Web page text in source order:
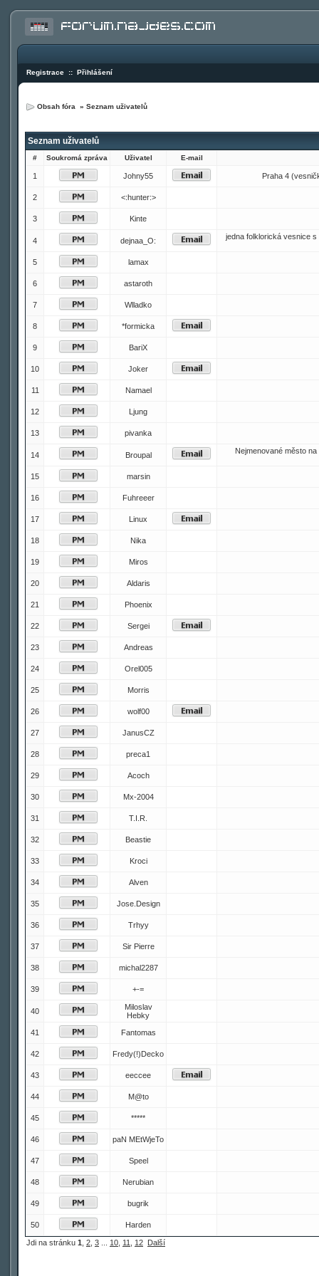
Registrace :: Přihlášení
Obsah fóra » Seznam uživatelů
Seznam uživatelů
# Soukromá zpráva Uživatel E-mail
1 Johny55 Praha 4
2 <:hunter:>
3 Kinte
4 dejnaa_O: jedna folklorická vesnice
5 lamax
6 astaroth
7 Wlladko
8 *formicka
9 BariX
10 Joker
11 Namael
12 Ljung
13 pivanka
14 Broupal Nejmenované město
15 marsin
16 Fuhreeer
17 Linux
18 Nika
19 Miros
20 Aldaris
21 Phoenix
22 Sergei
23 Andreas
24 Orel005
25 Morris
26 wolf00
27 JanusCZ
28 preca1
29 Acoch
30 Mx-2004
31 T.I.R.
32 Beastie
33 Kroci
34 Alven
35 Jose.Design
36 Trhyy
37 Sir Pierre
38 michal2287
39 +-=
40
Miloslav
Hebky
41
Fantomas
42 Fredy(!)Decko
43 eeccee
44 M@to
45 *****
46 paN MEtWjeTo
47 Speel
48 Nerubian
49 bugrik
50 Harden
Jdi na stránku 1 2 3 10 11 12 Další